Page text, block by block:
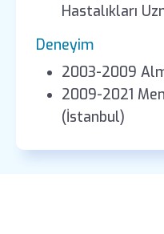
Hastalıkları
Deneyim
2003-2009
2009-2021
(İstanbul)